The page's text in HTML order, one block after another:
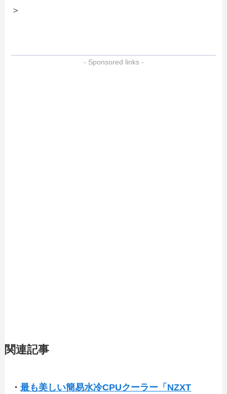
＞
- Sponsored links -
関連記事
・最も美しい簡易水冷CPUクーラー「NZXT